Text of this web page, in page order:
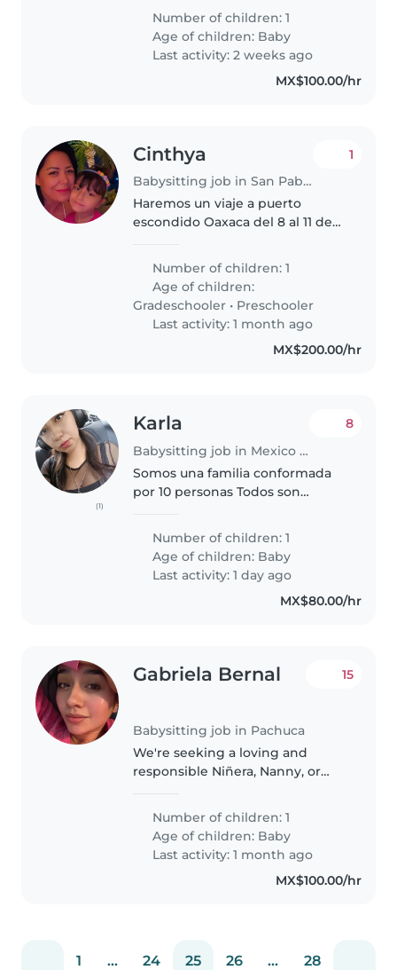
completo en precio accesible y
cómodos tratos al bebé
Number of children: 1
Age of children: Baby
Last activity: 2 weeks ago
MX$100.00/hr
Cinthya
Babysitting job in San Pablo Huixtepec
1
Haremos un viaje a puerto
escondido Oaxaca del 8 al 11 de
cuide a mi hija ella tiene 5 años
se llama Victoria es muy alegre
platica mucho es educada..
Number of children: 1
Age of children:
Gradeschooler • Preschooler
Last activity: 1 month ago
MX$200.00/hr
(1)
Karla
Babysitting job in Mexico City
8
Somos una familia conformada
por 10 personas Todos son
pequeño es mi bebé También
tenemos a 2 perritos y 1 gatito
Number of children: 1
Age of children: Baby
Last activity: 1 day ago
MX$80.00/hr
Gabriela Bernal
Babysitting job in Pachuca
15
We're seeking a loving and
responsible Niñera, Nanny, or
curious, and talkative baby. Our
little one loves exploring and
chatting, so we need someone..
Number of children: 1
Age of children: Baby
Last activity: 1 month ago
MX$100.00/hr
1 ... 24 25 26 ... 28